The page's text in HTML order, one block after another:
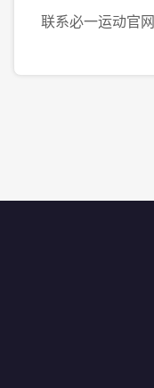
联系必一运动官网